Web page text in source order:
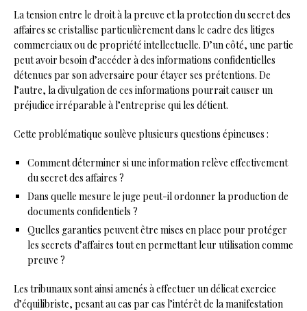
La tension entre le droit à la preuve et la protection du secret des
affaires se cristallise particulièrement dans le cadre des litiges
commerciaux ou de propriété intellectuelle. D’un côté, une partie
peut avoir besoin d’accéder à des informations confidentielles
détenues par son adversaire pour étayer ses prétentions. De
l’autre, la divulgation de ces informations pourrait causer un
préjudice irréparable à l’entreprise qui les détient.
Cette problématique soulève plusieurs questions épineuses :
Comment déterminer si une information relève effectivement
du secret des affaires ?
Dans quelle mesure le juge peut-il ordonner la production de
documents confidentiels ?
Quelles garanties peuvent être mises en place pour protéger
les secrets d’affaires tout en permettant leur utilisation comme
preuve ?
Les tribunaux sont ainsi amenés à effectuer un délicat exercice
d’équilibriste, pesant au cas par cas l’intérêt de la manifestation